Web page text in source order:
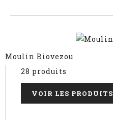
Moulin Biovezou
28 produits
VOIR LES PRODUITS